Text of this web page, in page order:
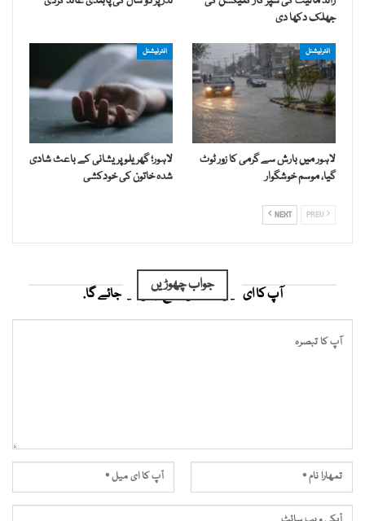
جھلک دکھا دی
انٹرنیشنل
لاہور میں بارش سے گرمی کا زور ٹوٹ
گیا، موسم خوشگوار
انٹرنیشنل
لاہور؛ گھریلو پریشانی کے باعث شادی
شدہ خاتون کی خودکشی
NEXT
جواب چھوڑیں
آپ کا ای میل ایڈریس شائع نہیں کیا جائے گا.